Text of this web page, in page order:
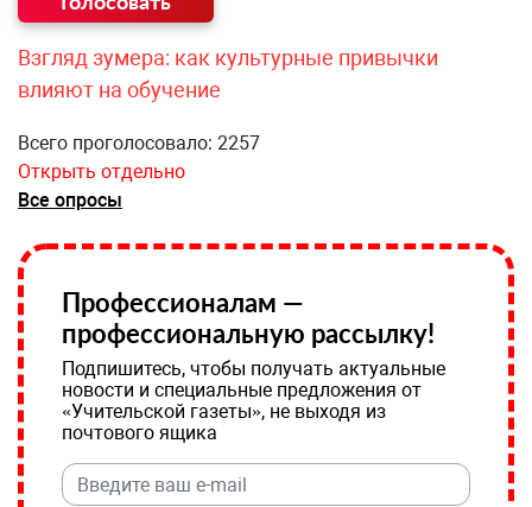
Взгляд зумера: как культурные привычки
влияют на обучение
Всего проголосовало: 2257
Открыть отдельно
Все опросы
Профессионалам —
профессиональную рассылку!
Подпишитесь, чтобы получать актуальные
новости и специальные предложения от
«Учительской газеты», не выходя из
почтового ящика